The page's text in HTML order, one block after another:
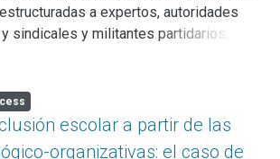
a expertos, autoridades
sindicales y militantes partidarios, las
dentro de la izquierda
de educación media: la inclusión y el
través de la primera, se explora hasta
han internalizado el mandato
escolar a partir de las
organizativas: el caso de